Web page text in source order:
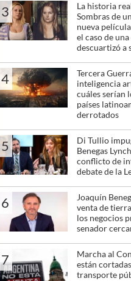
3
La historia
Sombras de
nueva
el caso de
descuartizó a
4
Tercera
inteligencia
cuáles serían
países
derrotados
5
Di Tullio
Benegas
conflicto de
debate de la
6
Joaquín
venta de
los negocios
senador
7
Marcha al
están
transporte